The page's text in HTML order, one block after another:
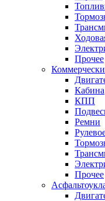
Прочее
Кабина
КПП
Ремни
Прочее